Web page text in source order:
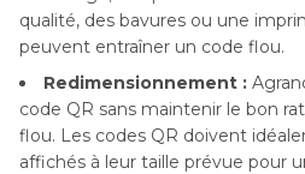
qualité, des bavures ou une
peuvent entraîner un code flou.
Redimensionnement :
code QR sans maintenir le bon
flou. Les codes QR doivent
affichés à leur taille prévue pour